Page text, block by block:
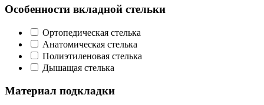
Особенности вкладной стельки
Ортопедическая стелька
Анатомическая стелька
Полиэтиленовая стелька
Дышащая стелька
Материал подкладки